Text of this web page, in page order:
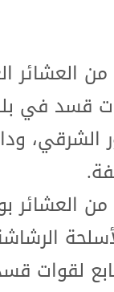
العشائر
قسد في
الشرقي،
العشائر
لقوات